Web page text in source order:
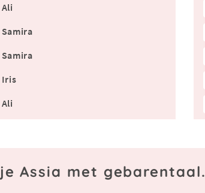
Ali
Samira
Samira
Iris
Ali
Assia met